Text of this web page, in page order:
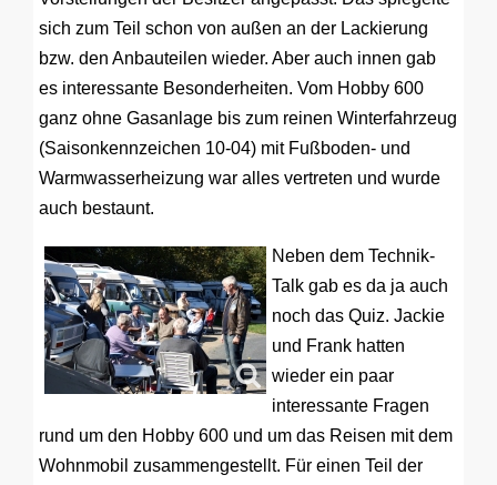
sich zum Teil schon von außen an der Lackierung
bzw. den Anbauteilen wieder. Aber auch innen gab
es interessante Besonderheiten. Vom Hobby 600
ganz ohne Gasanlage bis zum reinen Winterfahrzeug
(Saisonkennzeichen 10-04) mit Fußboden- und
Warmwasserheizung war alles vertreten und wurde
auch bestaunt.
Neben dem Technik-
Talk gab es da ja auch
noch das Quiz. Jackie
und Frank hatten
wieder ein paar
interessante Fragen
rund um den Hobby 600 und um das Reisen mit dem
Wohnmobil zusammengestellt. Für einen Teil der